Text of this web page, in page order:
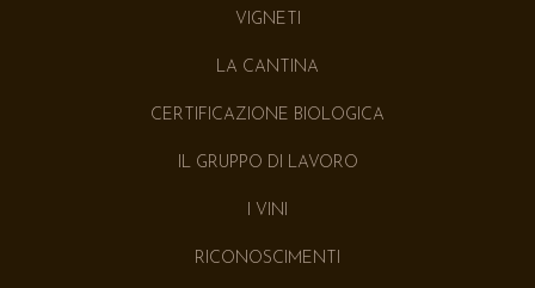
VIGNETI
LA CANTINA
CERTIFICAZIONE BIOLOGICA
IL GRUPPO DI LAVORO
I VINI
RICONOSCIMENTI